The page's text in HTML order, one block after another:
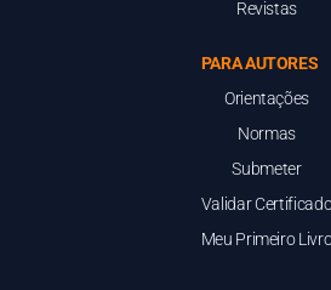
Revistas
PARA AUTORES
Orientações
Normas
Submeter
Validar
Meu Primeiro